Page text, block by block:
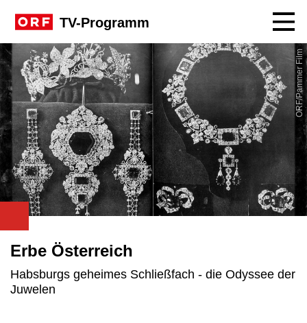
TV-Programm
ORF/Pammer Film
Erbe Österreich
Habsburgs geheimes Schließfach - die Odyssee der
Juwelen